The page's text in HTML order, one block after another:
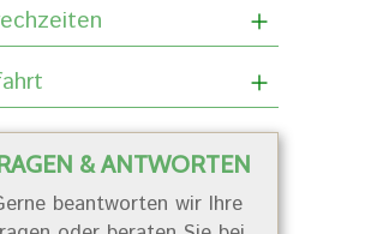
& ANTWORTEN
beantworten wir Ihre